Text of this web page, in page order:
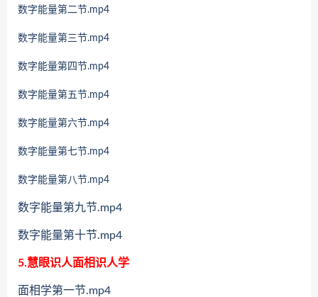
数字能量第二节.mp4
数字能量第三节.mp4
数字能量第四节.mp4
数字能量第五节.mp4
数字能量第六节.mp4
数字能量第七节.mp4
数字能量第八节.mp4
数字能量第九节.mp4
数字能量第十节.mp4
5.慧眼识人面相识人学
面相学第一节.mp4